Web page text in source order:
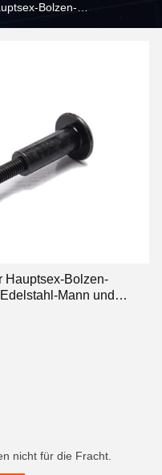
Bolzen-
Hauptsex-Bolzen-
Mann und
nicht für die Fracht.